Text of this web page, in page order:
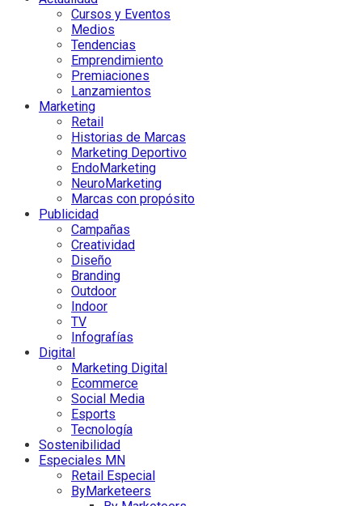
Cursos y Eventos
Medios
Tendencias
Emprendimiento
Premiaciones
Lanzamientos
Marketing
Retail
Historias de Marcas
Marketing Deportivo
EndoMarketing
NeuroMarketing
Marcas con propósito
Publicidad
Campañas
Creatividad
Diseño
Branding
Outdoor
Indoor
TV
Infografías
Digital
Marketing Digital
Ecommerce
Social Media
Esports
Tecnología
Sostenibilidad
Especiales MN
Retail Especial
ByMarketeers